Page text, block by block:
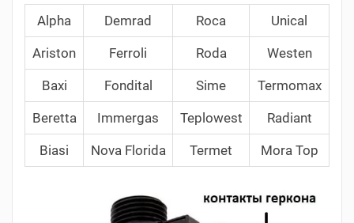
Alpha Demrad Roca Unical
Ariston Ferroli Roda Westen
Baxi Fondital Sime Termomax
Beretta Immergas Teplowest Radiant
Biasi Nova Florida Termet Mora Top